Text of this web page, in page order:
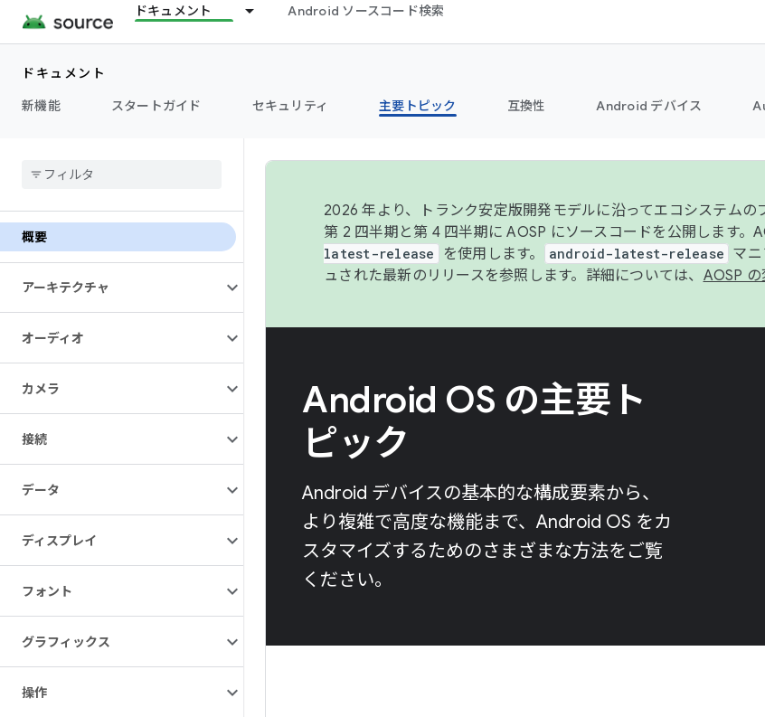
ドキュメント Android ソースコード検索
ドキュメント
新機能
スタートガイド セキュリティ 主要トピック 互換性 Android デバイス
概要
アーキテクチャ
オーディオ
カメラ
接続
データ
ディスプレイ
フォント
グラフィックス
操作
2026 年より、トランク安定版開発モデルに沿ってエコシステムの
第 2 四半期と第 4 四半期に AOSP にソースコードを公開します。
latest-release
を使用します。 android-latest-release マ
ュされた最新のリリースを参照します。詳細については、 AOSP
Android OS の主要ト
ピック
Android デバイスの基本的な構成要素から、
より複雑で高度な機能まで、Android OS をカ
スタマイズするためのさまざまな方法をご覧
ください。